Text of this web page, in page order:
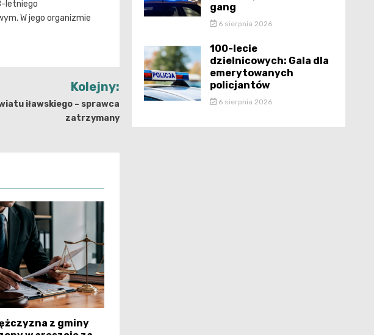
letniego
W jego organizmie
Kolejny:
iławskiego – sprawca
zatrzymany
z gminy
gang
6 sierpnia 2026
100-lecie
dzielnicowych: Gala dla
emerytowanych
policjantów
6 sierpnia 2026